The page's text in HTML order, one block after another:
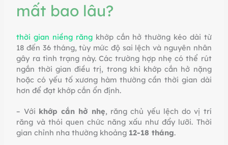
mất bao lâu?
thời gian niềng răngkhớp cắn hở thường kéo dài từ
18 đến 36 tháng, tùy mức độ sai lệch và nguyên nhân
gây ra tình trạng này. Các trường hợp nhẹ có thể rút
ngắn thời gian điều trị, trong khi khớp cắn hở nặng
hoặc có yếu tố xương hàm thường cần thời gian dài
hơn để đạt khớp cắn ổn định.
– Với khớp cắn hở nhẹ, răng chủ yếu lệch do vị trí
răng và thói quen chức năng xấu như đẩy lưỡi. Thời
gian chỉnh nha thường khoảng 12-18 tháng.